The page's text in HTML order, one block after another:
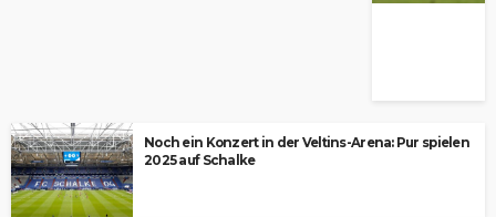
Noch ein Konzert in der Veltins-Arena: Pur spielen
2025 auf Schalke